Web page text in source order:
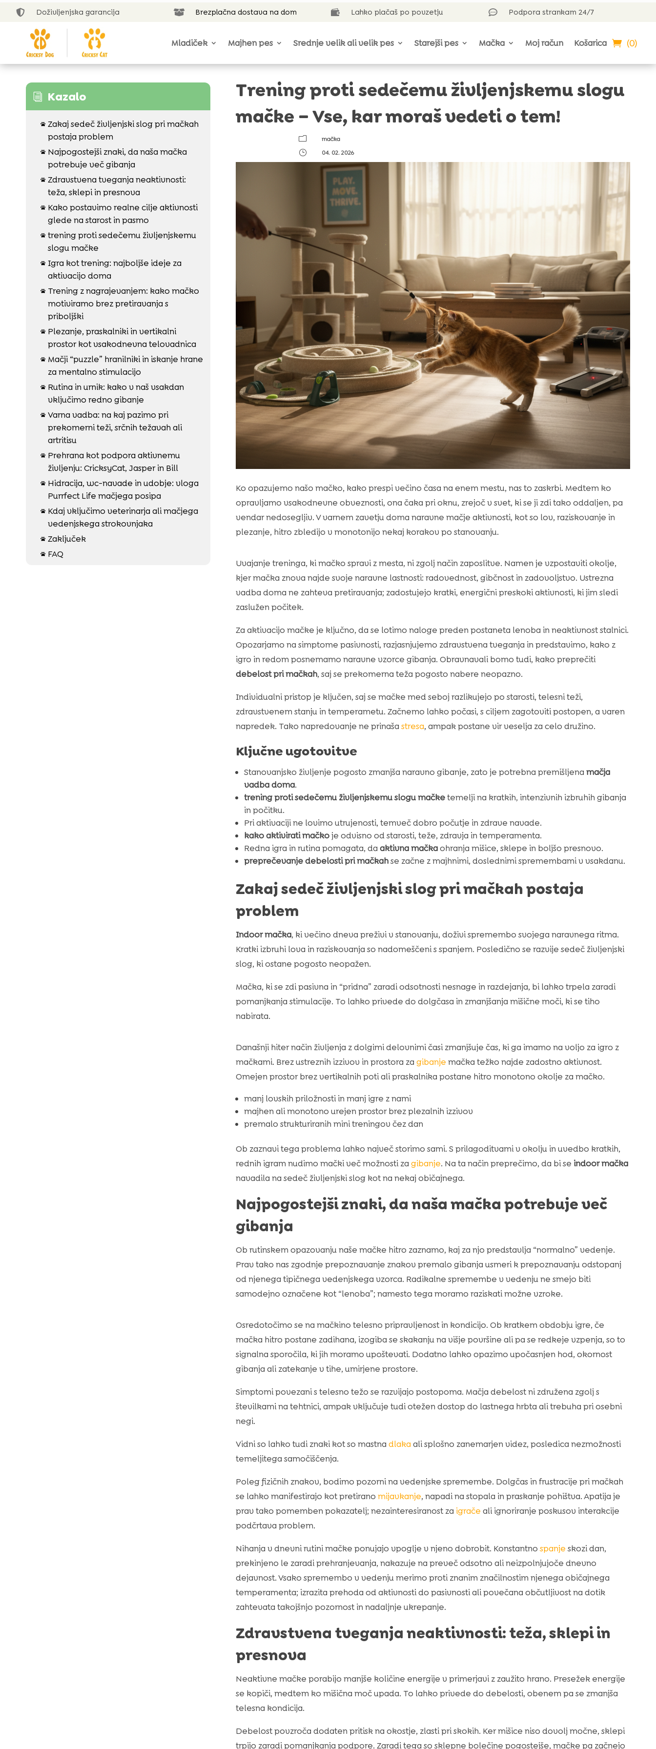
 Doživljenjska garancija  Brezplačna dostava na dom  Lahko plačaš po povzetju  Podpora strankam 24/7
Mladiček Majhen pes Srednje velik ali velik pes Starejši pes Mačka Moj račun Košarica (0)
i Kazalo
 Zakaj sedeč življenjski slog pri mačkah
postaja problem

Najpogostejši znaki, da naša mačka
potrebuje več gibanja
 Zdravstvena tveganja neaktivnosti:
teža, sklepi in presnova

Kako postavimo realne cilje aktivnosti
glede na starost in pasmo
 trening proti sedečemu življenjskemu
slogu mačke
 Igra kot trening: najboljše ideje za
aktivacijo doma

Trening z nagrajevanjem: kako mačko
motiviramo brez pretiravanja s
priboljški

Plezanje, praskalniki in vertikalni
prostor kot vsakodnevna telovadnica

Mačji “puzzle” hranilniki in iskanje hrane
za mentalno stimulacijo

Rutina in urnik: kako v naš vsakdan
vključimo redno gibanje
 Varna vadba: na kaj pazimo pri
prekomerni teži, srčnih težavah ali
artritisu

Prehrana kot podpora aktivnemu
življenju: CricksyCat, Jasper in Bill

Hidracija, wc-navade in udobje: vloga
Purrfect Life mačjega posipa

Kdaj vključimo veterinarja ali mačjega
vedenjskega strokovnjaka
 Zaključek
 FAQ
Trening proti sedečemu življenjskemu slogu
mačke – Vse, kar moraš vedeti o tem!
m
mačka
}
04. 02. 2026
Ko opazujemo našo mačko, kako prespi večino časa na enem mestu, nas to zaskrbi. Medtem ko
opravljamo vsakodnevne obveznosti, ona čaka pri oknu, zrejoč v svet, ki se ji zdi tako oddaljen, pa
vendar nedosegljiv. V varnem zavetju doma naravne mačje aktivnosti, kot so lov, raziskovanje in
plezanje, hitro zbledijo v monotonijo nekaj korakov po stanovanju.
Uvajanje treninga, ki mačko spravi z mesta, ni zgolj način zaposlitve. Namen je vzpostaviti okolje,
kjer mačka znova najde svoje naravne lastnosti: radovednost, gibčnost in zadovoljstvo. Ustrezna
vadba doma ne zahteva pretiravanja; zadostujejo kratki, energični preskoki aktivnosti, ki jim sledi
zaslužen počitek.
Za aktivacijo mačke je ključno, da se lotimo naloge preden postaneta lenoba in neaktivnost stalnici.
Opozarjamo na simptome pasivnosti, razjasnjujemo zdravstvena tveganja in predstavimo, kako z
igro in redom posnemamo naravne vzorce gibanja. Obravnavali bomo tudi, kako preprečiti
debelost pri mačkah, saj se prekomerna teža pogosto nabere neopazno.
Individualni pristop je ključen, saj se mačke med seboj razlikujejo po starosti, telesni teži,
zdravstvenem stanju in temperametu. Začnemo lahko počasi, s ciljem zagotoviti postopen, a varen
napredek. Tako napredovanje ne prinaša stresa, ampak postane vir veselja za celo družino.
Ključne ugotovitve
Stanovanjsko življenje pogosto zmanjša naravno gibanje, zato je potrebna premišljena mačja
vadba doma.
trening proti sedečemu življenjskemu slogu mačketemelji na kratkih, intenzivnih izbruhih gibanja
in počitku.
Pri aktivaciji ne lovimo utrujenosti, temveč dobro počutje in zdrave navade.
kako aktivirati mačkoje odvisno od starosti, teže, zdravja in temperamenta.
Redna igra in rutina pomagata, da aktivna mačkaohranja mišice, sklepe in boljšo presnovo.
preprečevanje debelosti pri mačkahse začne z majhnimi, doslednimi spremembami v vsakdanu.
Zakaj sedeč življenjski slog pri mačkah postaja
problem
Indoor mačka, ki večino dneva preživi v stanovanju, doživi spremembo svojega naravnega ritma.
Kratki izbruhi lova in raziskovanja so nadomeščeni s spanjem. Posledično se razvije sedeč življenjski
slog, ki ostane pogosto neopažen.
Mačka, ki se zdi pasivna in “pridna” zaradi odsotnosti nesnage in razdejanja, bi lahko trpela zaradi
pomanjkanja stimulacije. To lahko privede do dolgčasa in zmanjšanja mišične moči, ki se tiho
nabirata.
Današnji hiter način življenja z dolgimi delovnimi časi zmanjšuje čas, ki ga imamo na voljo za igro z
mačkami. Brez ustreznih izzivov in prostora za gibanje mačka težko najde zadostno aktivnost.
Omejen prostor brez vertikalnih poti ali praskalnika postane hitro monotono okolje za mačko.
manj lovskih priložnosti in manj igre z nami
majhen ali monotono urejen prostor brez plezalnih izzivov
premalo strukturiranih mini treningov čez dan
Ob zaznavi tega problema lahko največ storimo sami. S prilagoditvami v okolju in uvedbo kratkih,
rednih igram nudimo mački več možnosti za gibanje. Na ta način preprečimo, da bi se indoor mačka
navadila na sedeč življenjski slog kot na nekaj običajnega.
Najpogostejši znaki, da naša mačka potrebuje več
gibanja
Ob rutinskem opazovanju naše mačke hitro zaznamo, kaj za njo predstavlja “normalno” vedenje.
Prav tako nas zgodnje prepoznavanje znakov premalo gibanja usmeri k prepoznavanju odstopanj
od njenega tipičnega vedenjskega vzorca. Radikalne spremembe v vedenju ne smejo biti
samodejno označene kot “lenoba”; namesto tega moramo raziskati možne vzroke.
Osredotočimo se na mačkino telesno pripravljenost in kondicijo. Ob kratkem obdobju igre, če
mačka hitro postane zadihana, izogiba se skakanju na višje površine ali pa se redkeje vzpenja, so to
signalna sporočila, ki jih moramo upoštevati. Dodatno lahko opazimo upočasnjen hod, okornost
gibanja ali zatekanje v tihe, umirjene prostore.
Simptomi povezani s telesno težo se razvijajo postopoma. Mačja debelost ni združena zgolj s
številkami na tehtnici, ampak vključuje tudi otežen dostop do lastnega hrbta ali trebuha pri osebni
negi.
Vidni so lahko tudi znaki kot so mastna dlaka ali splošno zanemarjen videz, posledica nezmožnosti
temeljitega samočiščenja.
Poleg fizičnih znakov, bodimo pozorni na vedenjske spremembe. Dolgčas in frustracije pri mačkah
se lahko manifestirajo kot pretirano mijavkanje, napadi na stopala in praskanje pohištva. Apatija je
prav tako pomemben pokazatelj; nezainteresiranost za igrače ali ignoriranje poskusov interakcije
podčrtava problem.
Nihanja v dnevni rutini mačke ponujajo vpoglje v njeno dobrobit. Konstantno spanje skozi dan,
prekinjeno le zaradi prehranjevanja, nakazuje na preveč odsotno ali neizpolnjujoče dnevno
dejavnost. Vsako spremembo v vedenju merimo proti znanim značilnostim njenega običajnega
temperamenta; izrazita prehoda od aktivnosti do pasivnosti ali povečana občutljivost na dotik
zahtevata takojšnjo pozornost in nadaljnje ukrepanje.
Zdravstvena tveganja neaktivnosti: teža, sklepi in
presnova
Neaktivne mačke porabijo manjše količine energije v primerjavi z zaužito hrano. Presežek energije
se kopiči, medtem ko mišična moč upada. To lahko privede do debelosti, obenem pa se zmanjša
telesna kondicija.
Debelost povzroča dodaten pritisk na okostje, zlasti pri skokih. Ker mišice niso dovolj močne, sklepi
trpijo zaradi pomanjkanja podpore. Zaradi tega so sklepne bolečine pogostejše, mačke pa začnejo